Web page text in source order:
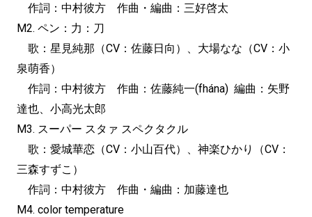
作詞：中村彼方 作曲・編曲：三好啓太
M2. ペン：力：刀
歌：星見純那（CV：佐藤日向）、大場なな（CV：小
泉萌香）
作詞：中村彼方 作曲：佐藤純一(fhána) 編曲：矢野
達也、小高光太郎
M3. スーパー スタァ スペクタクル
歌：愛城華恋（CV：小山百代）、神楽ひかり（CV：
三森すずこ）
作詞：中村彼方 作曲・編曲：加藤達也
M4. color temperature